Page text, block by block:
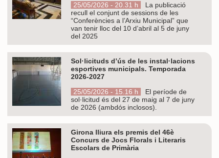
25/05/2026 - 20.31 h
La publicació
recull el conjunt de sessions de les
“Conferències a l’Arxiu Municipal” que
van tenir lloc del 10 d’abril al 5 de juny
del 2025
Sol·licituds d’ús de les instal·lacions
esportives municipals. Temporada
2026-2027
25/05/2026 - 15.16 h
El període de
sol·licitud és del 27 de maig al 7 de juny
de 2026 (ambdós inclosos).
Girona lliura els premis del 46è
Concurs de Jocs Florals i Literaris
Escolars de Primària